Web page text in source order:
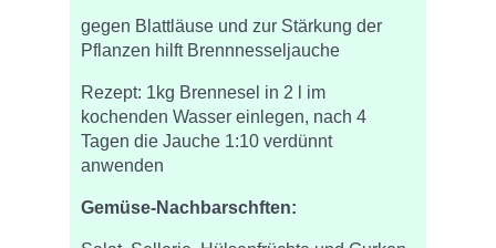
gegen Blattläuse und zur Stärkung der
Pflanzen hilft Brennnesseljauche
Rezept: 1kg Brennesel in 2 l im
kochenden Wasser einlegen, nach 4
Tagen die Jauche 1:10 verdünnt
anwenden
Gemüse-Nachbarschften: